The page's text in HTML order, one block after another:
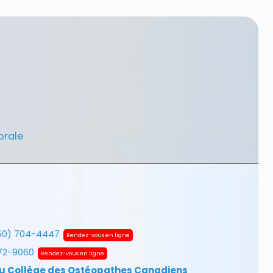
704-4447 Rendez-vous en ligne
9060 Rendez-vous en ligne
Collège des Ostéopathes Canadiens